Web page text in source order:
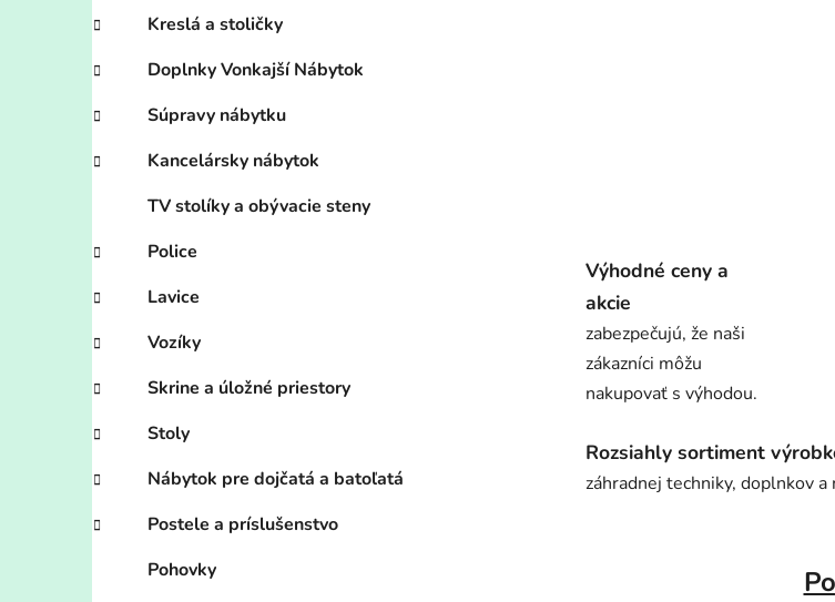
Kreslá a stoličky
Doplnky Vonkajší Nábytok
Súpravy nábytku
Kancelársky nábytok
TV stolíky a obývacie steny
Police
Lavice
Vozíky
Skrine a úložné priestory
Stoly
Nábytok pre dojčatá a batoľatá
Postele a príslušenstvo
Pohovky
Výhodné ceny a
akcie
zabezpečujú, že naši
zákazníci môžu
nakupovať s výhodou.
Rozsiahly sortiment
záhradnej techniky, doplnkov